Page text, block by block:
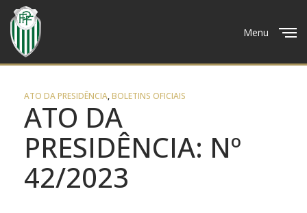
Menu
ATO DA PRESIDÊNCIA,BOLETINS OFICIAIS
ATO DA
PRESIDÊNCIA: Nº
42/2023